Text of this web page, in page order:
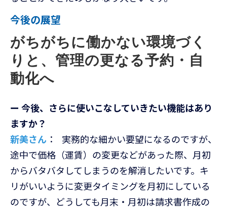
今後の展望
がちがちに働かない環境づく
りと、管理の更なる予約・自
動化へ
ー 今後、さらに使いこなしていきたい機能はあり
ますか？
新美さん ： 実務的な細かい要望になるのですが、
途中で価格（運賃）の変更などがあった際、月初
からバタバタしてしまうのを解消したいです。キ
リがいいように変更タイミングを月初にしている
のですが、どうしても月末・月初は請求書作成の